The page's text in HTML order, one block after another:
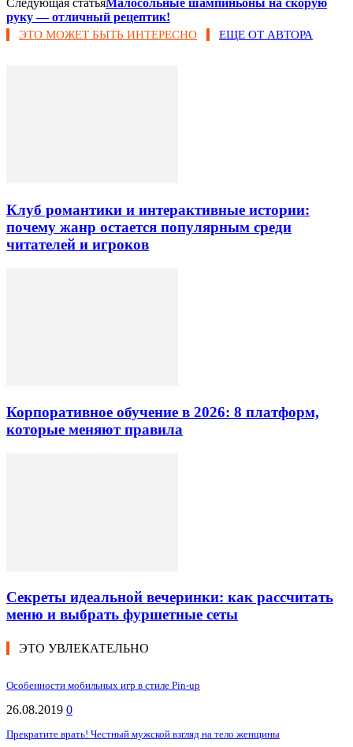
руку — отличный рецептик!
ЭТО МОЖЕТ БЫТЬ ИНТЕРЕСНО ЕЩЕ ОТ АВТОРА
Клуб романтики и интерактивные истории:
почему жанр остается популярным среди
читателей и игроков
Корпоративное обучение в 2026: 8 платформ,
которые меняют правила
Секреты идеальной вечеринки: как рассчитать
меню и выбрать фуршетные сеты
ЭТО УВЛЕКАТЕЛЬНО
Особенности мобильных игр в стиле Pin-up
26.08.2019 0
Прекратите врать! Честный мужской взгляд на тело женщины